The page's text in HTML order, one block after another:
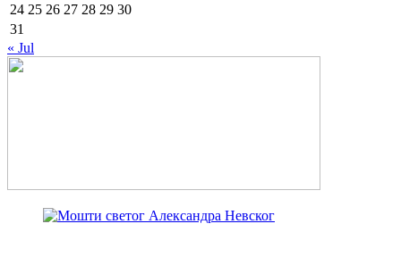
24 25 26 27 28 29 30
31
« Jul